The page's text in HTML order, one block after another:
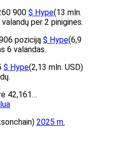
900 $ Hype(13 mln.
per 2 pinigines.
poziciją $ Hype(6,9
6 valandas.
$ Hype(2,13 mln. USD)
42,161…
2025 m.